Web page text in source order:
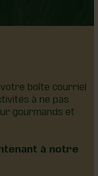
boîte courriel
à ne pas
gourmands et
à notre